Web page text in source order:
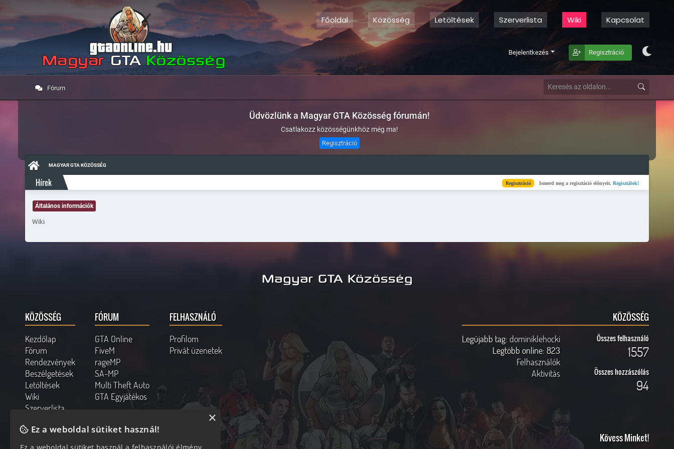
Főoldal Közösség Letöltések Szerverlista Wiki Kapcsolat
Bejelentkezés Regisztráció
Fórum
Üdvözlünk a Magyar GTA Közösség fórumán!
Csatlakozz közösségünkhöz még ma!
Regisztráció
MAGYAR GTA KÖZÖSSÉG
Hírek Regisztráció Ismerd meg a regisztáció előnyeit.Regisztálok! Kész
Általános információk
Wiki
Magyar GTA Közösség
KÖZÖSSÉG
Kezdőlap
Fórum
Rendezvények
Beszélgetések
Letöltések
Wiki
Szerverlista
FÓRUM
GTA Online
FiveM
rageMP
SA-MP
Multi Theft Auto
GTA Egyjátékos
FELHASZNÁLÓ
Profilom
Privát üzenetek
KÖZÖSSÉG
Legújabb tag: dominiklehocki
Legtöbb online: 823
Felhasználók
Aktivitás
Összes felhasználó
1557
Összes hozzászólás
94
Online felhasználók Kövess Minket!
Ez a weboldal sütiket használ!
×